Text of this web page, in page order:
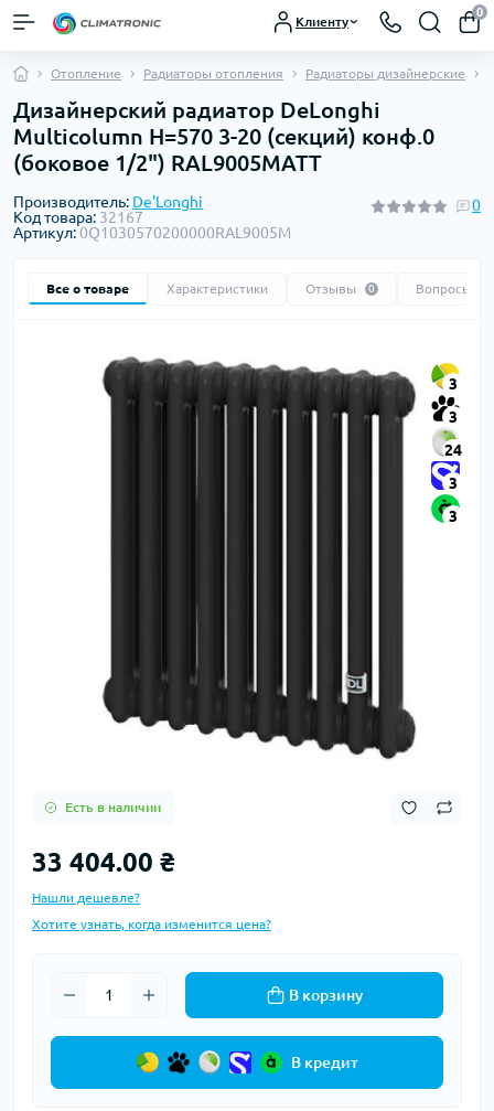
Клиенту
0
Отопление Радиаторы отопления Радиаторы дизайнерские
Дизайнерский радиатор DeLonghi
Multicolumn H=570 3-20 (секций) конф.0
(боковое 1/2") RAL9005МATT
Производитель: De'Longhi
Код товара: 32167
Артикул:0Q1030570200000RAL9005М
0
Все о товаре Характеристики Отзывы 0 Вопросы
3
3
24
3
3
Есть в наличии
33 404.00 ₴
Нашли дешевле?
Хотите узнать, когда изменится цена?
В корзину
В кредит